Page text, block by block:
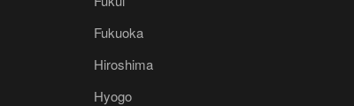
Fukuoka
Hiroshima
Hyogo